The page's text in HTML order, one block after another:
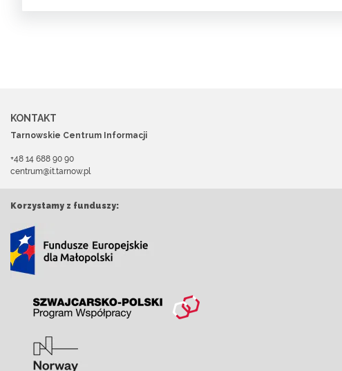
KONTAKT
Tarnowskie Centrum Informacji
+48 14 688 90 90
centrum@it.tarnow.pl
Korzystamy z funduszy: